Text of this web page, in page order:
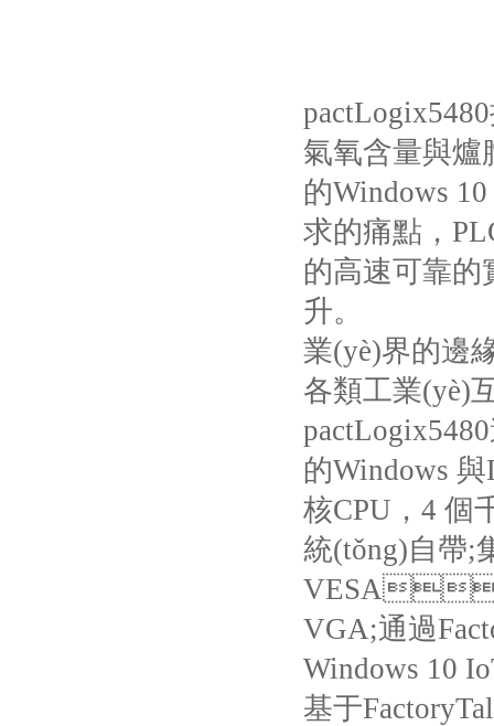
pactLogix5480
氣氧含量與爐
的Windows
求的痛點，
的高速可靠的
升。
業(yè)界的邊
各類工業(yè)
pactLogix5480
的Windows 與
核CPU ， 4 個
統(tǒng)自帶;
VESA
VGA;通過
Windows 10
基于